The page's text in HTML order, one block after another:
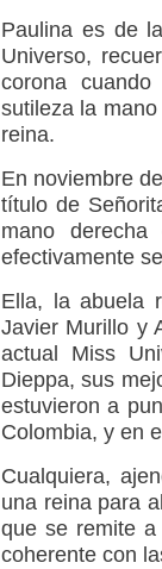
Paulina es de
Universo,
corona
sutileza la
reina.
En noviembre
título de
mano
efectivamente
Ella, la abuela
Javier Murillo y
actual Miss
Dieppa, sus
estuvieron a
Colombia, y en
Cualquiera,
una reina para
que se remite
coherente con